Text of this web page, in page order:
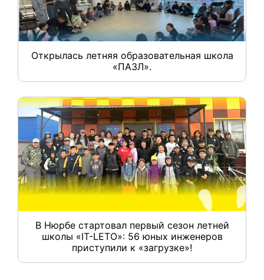
Открылась летняя образовательная школа
«ПАЗЛ».
В Нюрбе стартовал первый сезон летней
школы «IT-LETO»: 56 юных инженеров
приступили к «загрузке»!